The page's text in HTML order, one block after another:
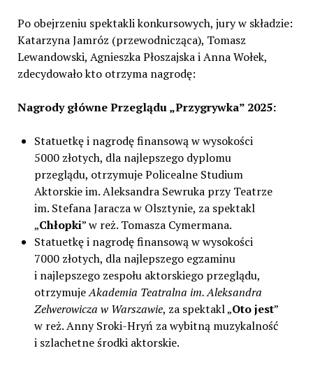
Po obejrzeniu spektakli konkursowych, jury w składzie:
Katarzyna Jamróz (przewodnicząca), Tomasz
Lewandowski, Agnieszka Płoszajska i Anna Wołek,
zdecydowało kto otrzyma nagrodę:
Nagrody główne Przeglądu „Przygrywka” 2025:
Statuetkę i nagrodę finansową w wysokości
5000 złotych, dla najlepszego dyplomu
przeglądu, otrzymuje Policealne Studium
Aktorskie im. Aleksandra Sewruka przy Teatrze
im. Stefana Jaracza w Olsztynie, za spektakl
„Chłopki” w reż. Tomasza Cymermana.
Statuetkę i nagrodę finansową w wysokości
7000 złotych, dla najlepszego egzaminu
i najlepszego zespołu aktorskiego przeglądu,
otrzymujeAkademia Teatralna im. Aleksandra
Zelwerowicza w Warszawie, za spektakl „Oto jest”
w reż. Anny Sroki-Hryń za wybitną muzykalność
i szlachetne środki aktorskie.